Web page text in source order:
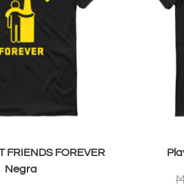
FRIENDS FOREVER
Negra